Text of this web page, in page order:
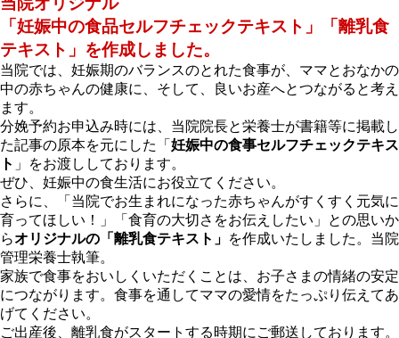
「妊娠中の食品セルフチェックテキスト」「離乳食
テキスト」を作成しました。
当院では、妊娠期のバランスのとれた食事が、ママとおなかの
中の赤ちゃんの健康に、そして、良いお産へとつながると考え
ます。
分娩予約お申込み時には、当院院長と栄養士が書籍等に掲載し
た記事の原本を元にした「 妊娠中の食事セルフチェックテキス
ト 」をお渡ししております。
ぜひ、妊娠中の食生活にお役立てください。
さらに、「当院でお生まれになった赤ちゃんがすくすく元気に
育ってほしい！」「食育の大切さをお伝えしたい」との思いか
らオリジナルの「離乳食テキスト」 を作成いたしました。当院
管理栄養士執筆。
家族で食事をおいしくいただくことは、お子さまの情緒の安定
につながります。食事を通してママの愛情をたっぷり伝えてあ
げてください。
ご出産後、離乳食がスタートする時期にご郵送しております。